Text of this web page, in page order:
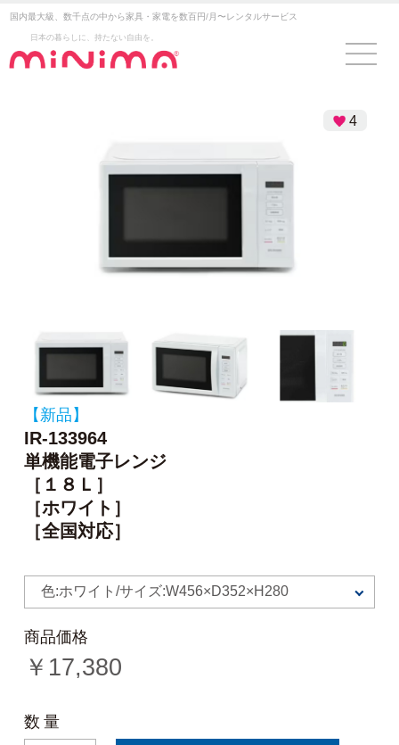
国内最大級、数千点の中から家具・家電を数百円/月〜レンタルサービス
日本の暮らしに、持たない自由を。
4
【新品】
IR-133964
単機能電子レンジ
［１８Ｌ］
［ホワイト］
［全国対応］
色:ホワイト/サイズ:W456×D352×H280
商品価格
￥ 17,380
数量